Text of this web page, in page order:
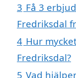
3 Få 3
Fredriksdal
4 Hur
Fredriksdal?
5 Vad